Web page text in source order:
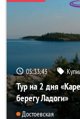
05:33:41
Тур на 2 дня
берегу Ладоги»
Достоевская